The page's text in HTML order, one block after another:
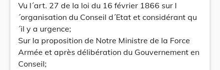
Vu l´art. 27 de la loi du 16 février 1866 sur l
´organisation du Conseil d´Etat et considérant qu
´il y a urgence;
Sur la proposition de Notre Ministre de la Force
Armée et après délibération du Gouvernement en
Conseil;